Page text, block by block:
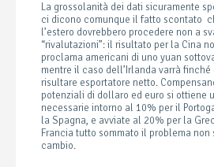
La grossolanità dei dati sicuramente
ci dicono comunque il fatto scontato
l’estero dovrebbero procedere non a
“rivalutazioni”: il risultato per la Cina
proclama americani di uno yuan
mentre il caso dell’Irlanda varrà
risultare esportatore netto.
potenziali di dollaro ed euro si ottiene
necessarie intorno al 10% per il
la Spagna, e avviate al 20% per la
Francia tutto sommato il problema non
cambio.